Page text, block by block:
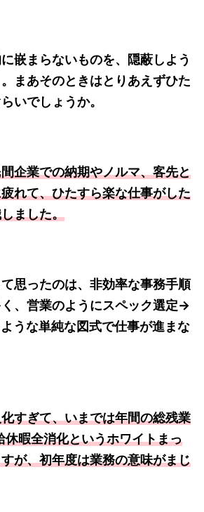
嵌まらないものを、隠蔽しよう
まあそのときはとりあえずひた
いでしょうか。
企業での納期やノルマ、客先と
れて、ひたすら楽な仕事がした
ました。
思ったのは、非効率な事務手順
、営業のようにスペック選定→
うな単純な図式で仕事が進まな
すぎて、いまでは年間の総残業
暇全消化というホワイトまっ
が、初年度は業務の意味がまじ